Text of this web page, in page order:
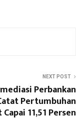
NEXT POST
Perbankan
Pertumbuhan
11,51 Persen